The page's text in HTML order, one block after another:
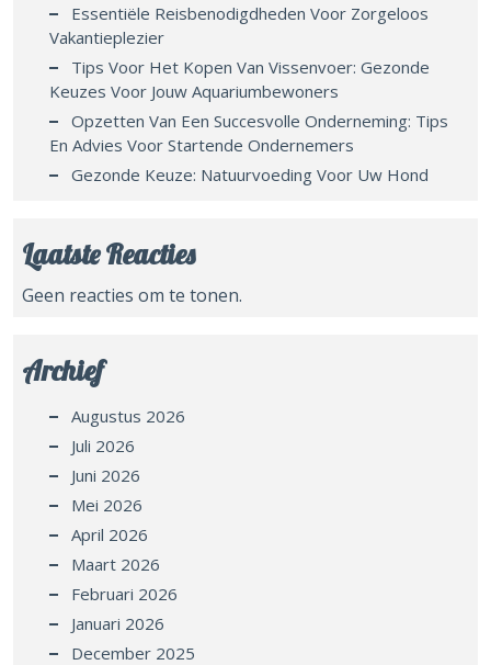
Essentiële Reisbenodigdheden Voor Zorgeloos
Vakantieplezier
Tips Voor Het Kopen Van Vissenvoer: Gezonde
Keuzes Voor Jouw Aquariumbewoners
Opzetten Van Een Succesvolle Onderneming: Tips
En Advies Voor Startende Ondernemers
Gezonde Keuze: Natuurvoeding Voor Uw Hond
Laatste Reacties
Geen reacties om te tonen.
Archief
Augustus 2026
Juli 2026
Juni 2026
Mei 2026
April 2026
Maart 2026
Februari 2026
Januari 2026
December 2025